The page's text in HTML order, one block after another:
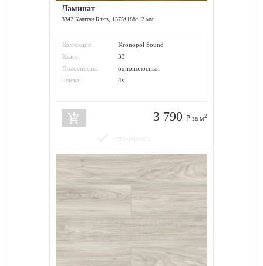
Ламинат
3342 Каштан Блюз, 1375*188*12 мм
Коллекция:
Kronopol Sound
Класс
износостойкости:
33
Полосность:
однополосный
Фаска:
4v
add_shopping_cart 3 790 ₽ за м2